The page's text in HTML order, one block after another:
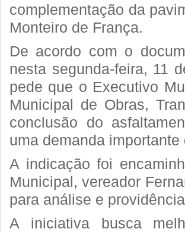
complementação da
Monteiro de França.
De acordo com o
nesta segunda-feira, 11
pede que o Executivo
Municipal de Obras,
conclusão do
uma demanda
A indicação foi
Municipal, vereador
para análise e
A iniciativa busca